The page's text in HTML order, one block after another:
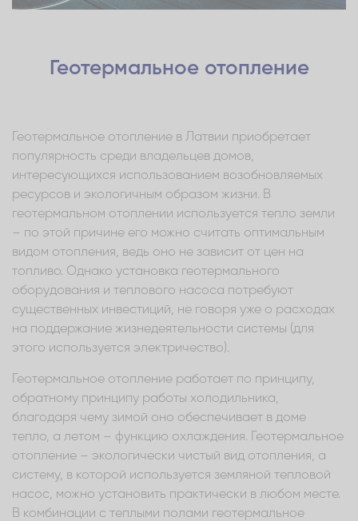
Геотермальное отопление
Геотермальное отопление в Латвии приобретает
популярность среди владельцев домов,
интересующихся использованием возобновляемых
ресурсов и экологичным образом жизни. В
геотермальном отоплении используется тепло земли
– по этой причине его можно считать оптимальным
видом отопления, ведь оно не зависит от цен на
топливо. Однако установка геотермального
оборудования и теплового насоса потребуют
существенных инвестиций, не говоря уже о расходах
на поддержание жизнедеятельности системы (для
этого используется электричество).
Геотермальное отопление работает по принципу,
обратному принципу работы холодильника,
благодаря чему зимой оно обеспечивает в доме
тепло, а летом – функцию охлаждения. Геотермальное
отопление – экологически чистый вид отопления, а
систему, в которой используется земляной тепловой
насос, можно установить практически в любом месте.
В комбинации с теплыми полами геотермальное